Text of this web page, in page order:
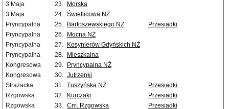
3 Maja
23.
Morska
3 Maja
24. Świetlicowa NŻ
Pryncypalna
25. Bartoszewskiego NŻ
Przesiadki
Pryncypalna
26.
Mocna NŻ
Pryncypalna
27.
Kosynierów Gdyńskich NŻ
Pryncypalna
28.
Mieszkalna
Kongresowa
29.
Pryncypalna NŻ
Kongresowa
30. Jutrzenki
Strażacka
31. Tuszyńska NŻ
Przesiadki
Rzgowska
32. Kurczaki
Przesiadki
Rzgowska
33. Cm. Rzgowska
Przesiadki